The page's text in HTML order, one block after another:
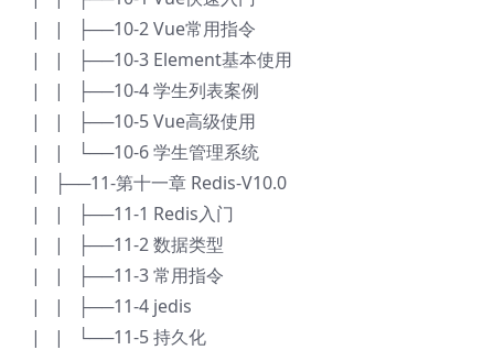
| | ├──10-2 Vue常用指令
| | ├──10-3 Element基本使用
| | ├──10-4 学生列表案例
| | ├──10-5 Vue高级使用
| | └──10-6 学生管理系统
| ├──11-第十一章 Redis-V10.0
| | ├──11-1 Redis入门
| | ├──11-2 数据类型
| | ├──11-3 常用指令
| | ├──11-4 jedis
| | └──11-5 持久化